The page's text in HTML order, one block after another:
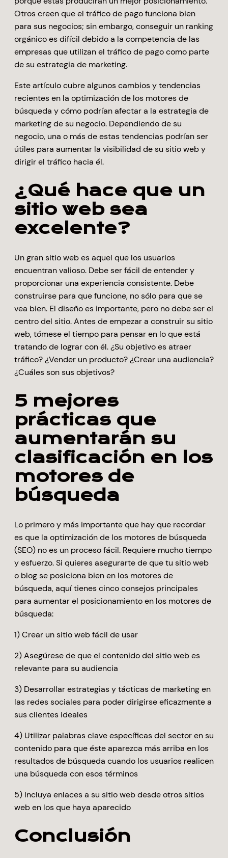
Otros creen que el tráfico de pago funciona bien
para sus negocios; sin embargo, conseguir un ranking
orgánico es difícil debido a la competencia de las
empresas que utilizan el tráfico de pago como parte
de su estrategia de marketing.
Este artículo cubre algunos cambios y tendencias
recientes en la optimización de los motores de
búsqueda y cómo podrían afectar a la estrategia de
marketing de su negocio. Dependiendo de su
negocio, una o más de estas tendencias podrían ser
útiles para aumentar la visibilidad de su sitio web y
dirigir el tráfico hacia él.
¿Qué hace que un
sitio web sea
excelente?
Un gran sitio web es aquel que los usuarios
encuentran valioso. Debe ser fácil de entender y
proporcionar una experiencia consistente. Debe
construirse para que funcione, no sólo para que se
vea bien. El diseño es importante, pero no debe ser el
centro del sitio. Antes de empezar a construir su sitio
web, tómese el tiempo para pensar en lo que está
tratando de lograr con él. ¿Su objetivo es atraer
tráfico? ¿Vender un producto? ¿Crear una audiencia?
¿Cuáles son sus objetivos?
5 mejores
prácticas que
aumentarán su
clasificación en los
motores de
búsqueda
Lo primero y más importante que hay que recordar
es que la optimización de los motores de búsqueda
(SEO) no es un proceso fácil. Requiere mucho tiempo
y esfuerzo. Si quieres asegurarte de que tu sitio web
o blog se posiciona bien en los motores de
búsqueda, aquí tienes cinco consejos principales
para aumentar el posicionamiento en los motores de
búsqueda:
1) Crear un sitio web fácil de usar
2) Asegúrese de que el contenido del sitio web es
relevante para su audiencia
3) Desarrollar estrategias y tácticas de marketing en
las redes sociales para poder dirigirse eficazmente a
sus clientes ideales
4) Utilizar palabras clave específicas del sector en su
contenido para que éste aparezca más arriba en los
resultados de búsqueda cuando los usuarios realicen
una búsqueda con esos términos
5) Incluya enlaces a su sitio web desde otros sitios
web en los que haya aparecido
Conclusión